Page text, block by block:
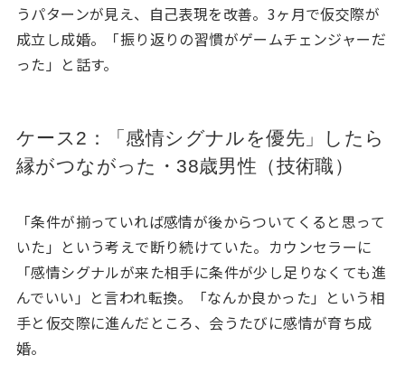
うパターンが見え、自己表現を改善。3ヶ月で仮交際が
成立し成婚。「振り返りの習慣がゲームチェンジャーだ
った」と話す。
ケース2：「感情シグナルを優先」したら
縁がつながった・38歳男性（技術職）
「条件が揃っていれば感情が後からついてくると思って
いた」という考えで断り続けていた。カウンセラーに
「感情シグナルが来た相手に条件が少し足りなくても進
んでいい」と言われ転換。「なんか良かった」という相
手と仮交際に進んだところ、会うたびに感情が育ち成
婚。